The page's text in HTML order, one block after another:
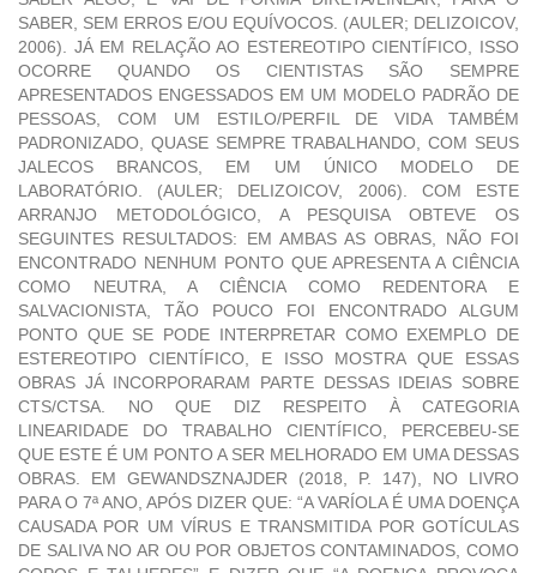
SABER, SEM ERROS E/OU EQUÍVOCOS. (AULER; DELIZOICOV,
2006). JÁ EM RELAÇÃO AO ESTEREOTIPO CIENTÍFICO, ISSO
OCORRE QUANDO OS CIENTISTAS SÃO SEMPRE
APRESENTADOS ENGESSADOS EM UM MODELO PADRÃO DE
PESSOAS, COM UM ESTILO/PERFIL DE VIDA TAMBÉM
PADRONIZADO, QUASE SEMPRE TRABALHANDO, COM SEUS
JALECOS BRANCOS, EM UM ÚNICO MODELO DE
LABORATÓRIO. (AULER; DELIZOICOV, 2006). COM ESTE
ARRANJO METODOLÓGICO, A PESQUISA OBTEVE OS
SEGUINTES RESULTADOS: EM AMBAS AS OBRAS, NÃO FOI
ENCONTRADO NENHUM PONTO QUE APRESENTA A CIÊNCIA
COMO NEUTRA, A CIÊNCIA COMO REDENTORA E
SALVACIONISTA, TÃO POUCO FOI ENCONTRADO ALGUM
PONTO QUE SE PODE INTERPRETAR COMO EXEMPLO DE
ESTEREOTIPO CIENTÍFICO, E ISSO MOSTRA QUE ESSAS
OBRAS JÁ INCORPORARAM PARTE DESSAS IDEIAS SOBRE
CTS/CTSA. NO QUE DIZ RESPEITO À CATEGORIA
LINEARIDADE DO TRABALHO CIENTÍFICO, PERCEBEU-SE
QUE ESTE É UM PONTO A SER MELHORADO EM UMA DESSAS
OBRAS. EM GEWANDSZNAJDER (2018, P. 147), NO LIVRO
PARA O 7ª ANO, APÓS DIZER QUE: “A VARÍOLA É UMA DOENÇA
CAUSADA POR UM VÍRUS E TRANSMITIDA POR GOTÍCULAS
DE SALIVA NO AR OU POR OBJETOS CONTAMINADOS, COMO